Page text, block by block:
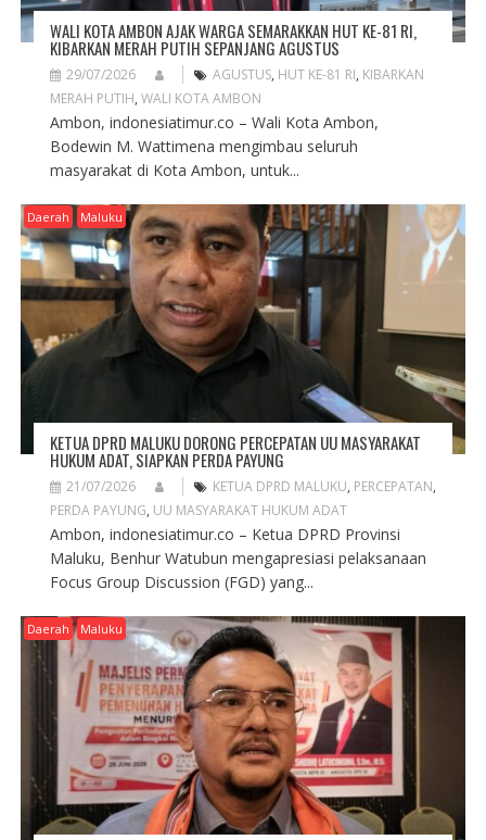
WALI KOTA AMBON AJAK WARGA SEMARAKKAN HUT KE-81 RI,
KIBARKAN MERAH PUTIH SEPANJANG AGUSTUS
29/07/2026 AGUSTUS, HUT KE-81 RI, KIBARKAN
MERAH PUTIH, WALI KOTA AMBON
Ambon, indonesiatimur.co – Wali Kota Ambon,
Bodewin M. Wattimena mengimbau seluruh
masyarakat di Kota Ambon, untuk...
Daerah Maluku
KETUA DPRD MALUKU DORONG PERCEPATAN UU MASYARAKAT
HUKUM ADAT, SIAPKAN PERDA PAYUNG
21/07/2026 KETUA DPRD MALUKU, PERCEPATAN,
PERDA PAYUNG, UU MASYARAKAT HUKUM ADAT
Ambon, indonesiatimur.co – Ketua DPRD Provinsi
Maluku, Benhur Watubun mengapresiasi pelaksanaan
Focus Group Discussion (FGD) yang...
Daerah Maluku